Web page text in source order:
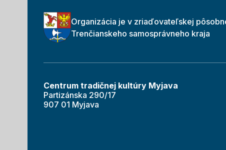
Organizácia je v zriaďovateľskej
Trenčianskeho samosprávneho kraja
Centrum tradičnej kultúry Myjava
Partizánska 290/17
907 01 Myjava